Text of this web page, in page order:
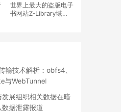
世界上最大的盗版电子
书网站Z-Library域名
输技术解析：obfs4、
与WebTunnel
展组织相关数据在暗
据泄露报道